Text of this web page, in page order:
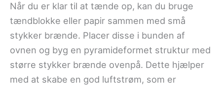
Når du er klar til at tænde op, kan du bruge
tændblokke eller papir sammen med små
stykker brænde. Placer disse i bunden af
ovnen og byg en pyramideformet struktur med
større stykker brænde ovenpå. Dette hjælper
med at skabe en god luftstrøm, som er